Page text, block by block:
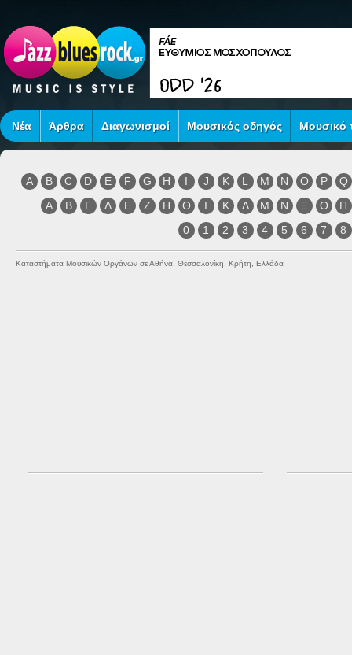
Νέα Άρθρα Διαγωνισμοί Μουσικός οδηγός Μουσικό
A B C D E F G H I J K L M N O P
Q
Α
Β Γ Δ Ε Ζ Η Θ Ι Κ Λ Μ Ν Ξ Ο
Π
0
1 2 3 4 5 6 7 8
Καταστήματα Μουσικών Οργάνων σε Αθήνα, Θεσσαλονίκη, Κρήτη, Ελλάδα